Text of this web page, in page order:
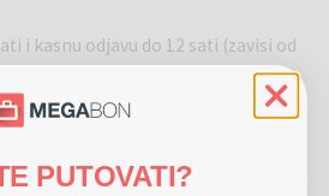
i kasnu odjavu do 12 sati (zavisi od
do 31. 10. 2026.
PUTOVATI?